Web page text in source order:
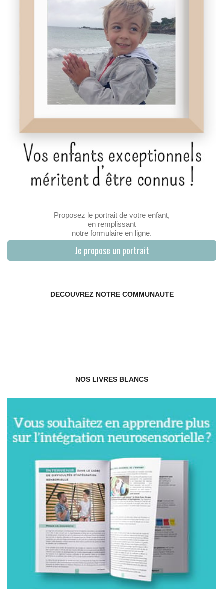
Proposez le portrait de votre enfant,
en remplissant
notre formulaire en ligne.
Je propose un portrait
DÉCOUVREZ NOTRE COMMUNAUTÉ
NOS LIVRES BLANCS